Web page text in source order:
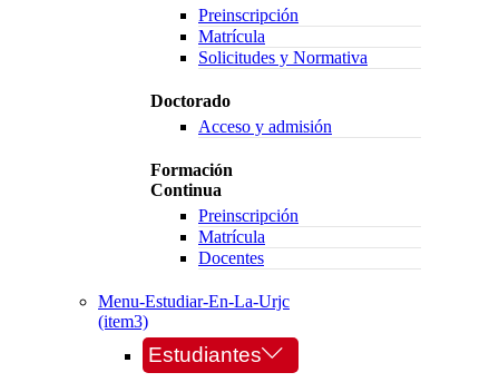
Preinscripción
Matrícula
Solicitudes y Normativa
Doctorado
Acceso y admisión
Formación
Continua
Preinscripción
Matrícula
Docentes
Menu-Estudiar-En-La-Urjc
(item3)
Estudiantes